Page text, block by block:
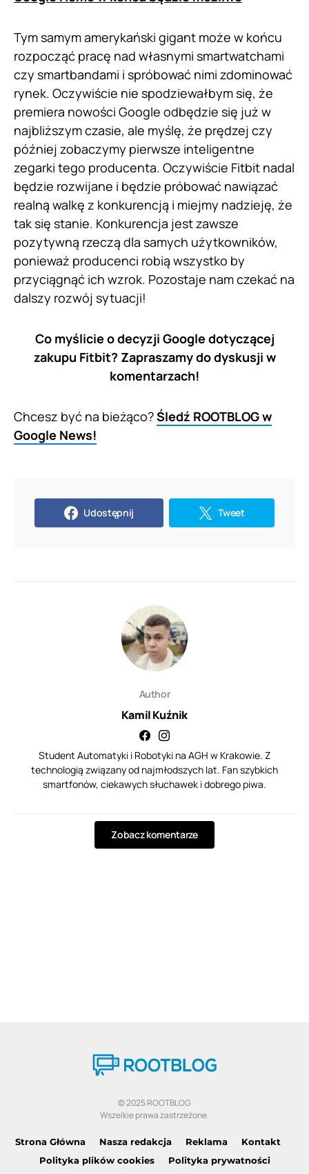
Tym samym amerykański gigant może w końcu
rozpocząć pracę nad własnymi smartwatchami
czy smartbandami i spróbować nimi zdominować
rynek. Oczywiście nie spodziewałbym się, że
premiera nowości Google odbędzie się już w
najbliższym czasie, ale myślę, że prędzej czy
później zobaczymy pierwsze inteligentne
zegarki tego producenta. Oczywiście Fitbit nadal
będzie rozwijane i będzie próbować nawiązać
realną walkę z konkurencją i miejmy nadzieję, że
tak się stanie. Konkurencja jest zawsze
pozytywną rzeczą dla samych użytkowników,
ponieważ producenci robią wszystko by
przyciągnąć ich wzrok. Pozostaje nam czekać na
dalszy rozwój sytuacji!
Co myślicie o decyzji Google dotyczącej
zakupu Fitbit? Zapraszamy do dyskusji w
komentarzach!
Chcesz być na bieżąco?Śledź ROOTBLOG w
Google News!
Udostępnij Tweet
Author
Kamil Kuźnik
Student Automatyki i Robotyki na AGH w Krakowie. Z
technologią związany od najmłodszych lat. Fan szybkich
smartfonów, ciekawych słuchawek i dobrego piwa.
Zobacz komentarze
© 2025 ROOTBLOG
Wszelkie prawa zastrzeżone.
Strona Główna Nasza redakcja Reklama
Kontakt
Polityka plików cookies
Polityka prywatności